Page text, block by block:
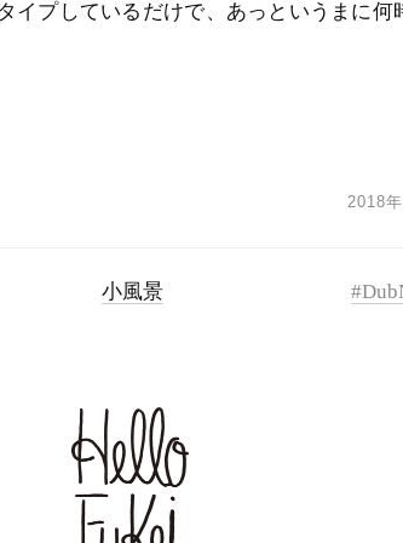
イプしているだけで、あっというまに何
2018
小風景